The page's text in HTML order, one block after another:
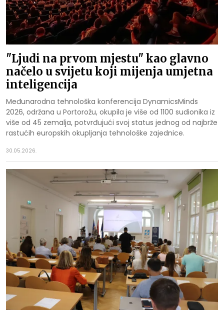
"Ljudi na prvom mjestu" kao glavno
načelo u svijetu koji mijenja umjetna
inteligencija
Međunarodna tehnološka konferencija DynamicsMinds
2026, održana u Portorožu, okupila je više od 1100 sudionika iz
više od 45 zemalja, potvrđujući svoj status jednog od najbrže
rastućih europskih okupljanja tehnološke zajednice.
30.05.2026.